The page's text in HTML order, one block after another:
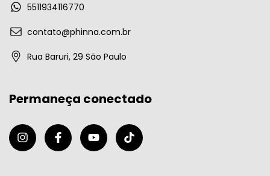
5511934116770
contato@phinna.com.br
Rua Baruri, 29 São Paulo
Permaneça conectado